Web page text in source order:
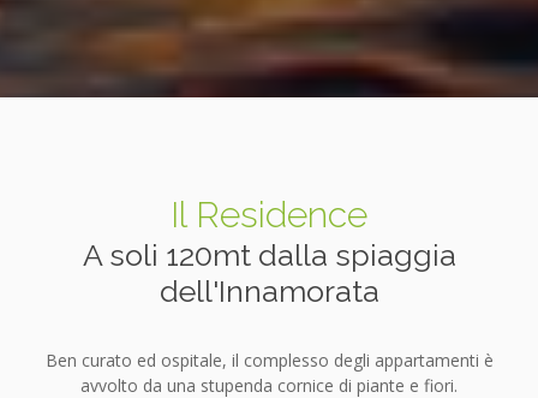
Il Residence
A soli 120mt dalla spiaggia
dell'Innamorata
Ben curato ed ospitale, il complesso degli appartamenti è
avvolto da una stupenda cornice di piante e fiori.